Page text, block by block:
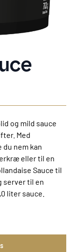
og mild sauce
Med
du nem kan
eller til en
Sauce til
server til en
liter sauce.